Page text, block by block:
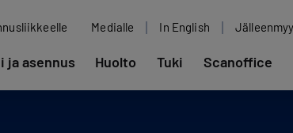
Medialle In English
ja asennus Huolto Tuki Scanoffice